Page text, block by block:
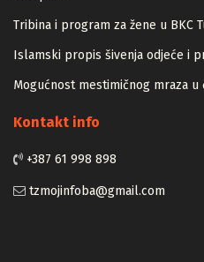
Tribina i program za žene u BKC
Islamski propis šivenja odjeće i
Mogućnost mestimičnog mraza
Kontakt info
+387 61 998 898
tzmojinfoba@gmail.com